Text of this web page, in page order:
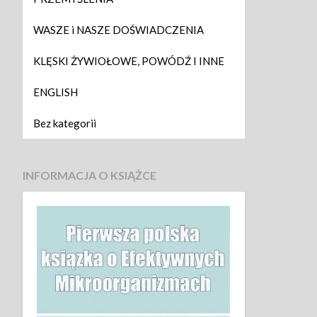
WASZE i NASZE DOŚWIADCZENIA
KLĘSKI ŻYWIOŁOWE, POWÓDŹ I INNE
ENGLISH
Bez kategorii
INFORMACJA O KSIĄŻCE